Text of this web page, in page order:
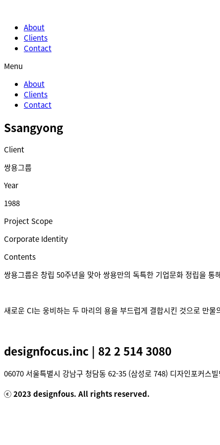
About
Clients
Contact
Menu
About
Clients
Contact
Ssangyong
Client
쌍용그룹
Year
1988
Project Scope
Corporate Identity
Contents
쌍용그룹은 창립 50주년을 맞아 쌍용만의 독특한 기업문화 정립을
새로운 CI는 웅비하는 두 마리의 용을 부드럽게 결합시킨 것으로 만
designfocus.inc | 82 2 514 3080
06070 서울특별시 강남구 청담동 62-35 (삼성
ⓒ 2023 designfous. All rights reserved.